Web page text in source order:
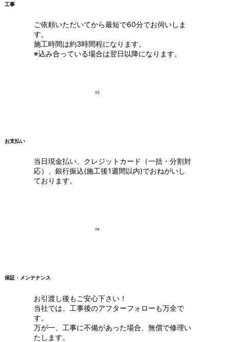
ご依頼いただいてから最短で60分でお伺いしま
す。
施工時間は約3時間程になります。
※込み合っている場合は翌日以降になります。
工事
03
当日現金払い、クレジットカード（一括・分割対
応）、銀行振込(施工後1週間以内)でおねがいし
ております。
お支払い
04
お引渡し後もご安心下さい！
当社では、工事後のアフターフォローも万全で
す。
万が一、工事に不備があった場合、無償で修理い
たします。
保証・メンテナンス